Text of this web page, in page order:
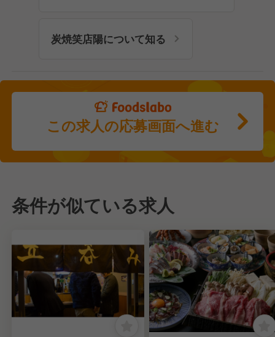
炭焼笑店陽について知る
この求人の応募画面へ進む
条件が似ている求人